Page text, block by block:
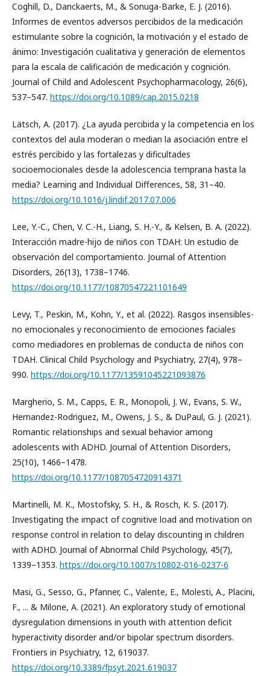
Coghill, D., Danckaerts, M., & Sonuga-Barke, E. J. (2016).
Informes de eventos adversos percibidos de la medicación
estimulante sobre la cognición, la motivación y el estado de
ánimo: Investigación cualitativa y generación de elementos
para la escala de calificación de medicación y cognición.
Journal of Child and Adolescent Psychopharmacology, 26(6),
537–547. https://doi.org/10.1089/cap.2015.0218
Lätsch, A. (2017). ¿La ayuda percibida y la competencia en los
contextos del aula moderan o median la asociación entre el
estrés percibido y las fortalezas y dificultades
socioemocionales desde la adolescencia temprana hasta la
media? Learning and Individual Differences, 58, 31–40.
https://doi.org/10.1016/j.lindif.2017.07.006
Lee, Y.-C., Chen, V. C.-H., Liang, S. H.-Y., & Kelsen, B. A. (2022).
Interacción madre-hijo de niños con TDAH: Un estudio de
observación del comportamiento. Journal of Attention
Disorders, 26(13), 1738–1746.
https://doi.org/10.1177/10870547221101649
Levy, T., Peskin, M., Kohn, Y., et al. (2022). Rasgos insensibles-
no emocionales y reconocimiento de emociones faciales
como mediadores en problemas de conducta de niños con
TDAH. Clinical Child Psychology and Psychiatry, 27(4), 978–
990. https://doi.org/10.1177/13591045221093876
Margherio, S. M., Capps, E. R., Monopoli, J. W., Evans, S. W.,
Hernandez-Rodriguez, M., Owens, J. S., & DuPaul, G. J. (2021).
Romantic relationships and sexual behavior among
adolescents with ADHD. Journal of Attention Disorders,
25(10), 1466–1478.
https://doi.org/10.1177/1087054720914371
Martinelli, M. K., Mostofsky, S. H., & Rosch, K. S. (2017).
Investigating the impact of cognitive load and motivation on
response control in relation to delay discounting in children
with ADHD. Journal of Abnormal Child Psychology, 45(7),
1339–1353. https://doi.org/10.1007/s10802-016-0237-6
Masi, G., Sesso, G., Pfanner, C., Valente, E., Molesti, A., Placini,
F., ... & Milone, A. (2021). An exploratory study of emotional
dysregulation dimensions in youth with attention deficit
hyperactivity disorder and/or bipolar spectrum disorders.
Frontiers in Psychiatry, 12, 619037.
https://doi.org/10.3389/fpsyt.2021.619037